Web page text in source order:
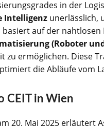
in der
Intelligenz unerlässlich,
auf der
(Roboter
zu ermöglichen. Diese
die Abläufe vom
CEIT in Wien
20. Mai 2025 erläutert